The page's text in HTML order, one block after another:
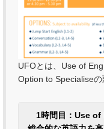
UFOとは、Use of
Option to Specialiseの
1時間目：Use